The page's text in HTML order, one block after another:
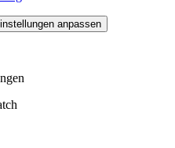
anpassen